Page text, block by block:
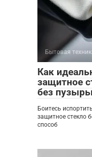
Бытовая
Как
защитное
без
Боитесь
защитное стекло
способ